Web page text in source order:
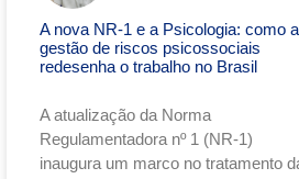
A nova NR-1 e a Psicologia: como a
gestão de riscos psicossociais
redesenha o trabalho no Brasil
A atualização da Norma
Regulamentadora nº 1 (NR-1)
inaugura um marco no tratamento